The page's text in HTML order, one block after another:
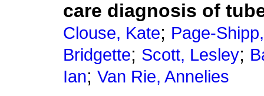
care diagnosis of
Clouse, Kate; Page-
Bridgette; Scott, Lesley;
Ian; Van Rie, Annelies